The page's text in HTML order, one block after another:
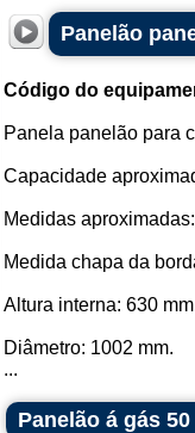
Panelão
Código do
Panela panelão para
Capacidade
Medidas aproximadas:
Medida chapa da
Altura interna: 630
Diâmetro: 1002 mm.
...
Panelão á gás